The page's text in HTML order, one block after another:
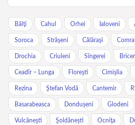
Bălţi Cahul Orhei Ialoveni
Soroca Străşeni Călăraşi
Drochia Criuleni Sîngerei
Ceadîr – Lunga Floreşti Cimişlia
Rezina Ştefan Vodă Cantemir
Basarabeasca Donduşeni Glodeni
Vulcăneşti Şoldăneşti Ocniţa